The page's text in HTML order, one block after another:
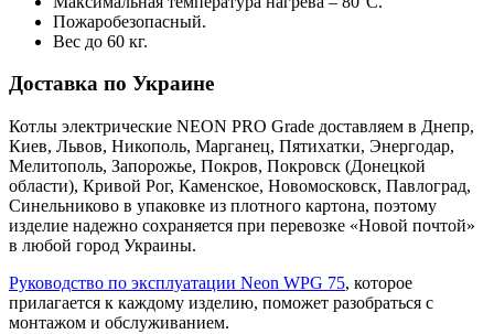
Пожаробезопасный.
Вес до 60 кг.
Доставка по Украине
Котлы электрические NEON PRO Grade доставляем в Днепр,
Киев, Львов, Никополь, Марганец, Пятихатки, Энергодар,
Мелитополь, Запорожье, Покров, Покровск (Донецкой
области), Кривой Рог, Каменское, Новомосковск, Павлоград,
Синельниково в упаковке из плотного картона, поэтому
изделие надежно сохраняется при перевозке «Новой почтой»
в любой город Украины.
Руководство по эксплуатации Neon WPG 75, которое
прилагается к каждому изделию, поможет разобраться с
монтажом и обслуживанием.